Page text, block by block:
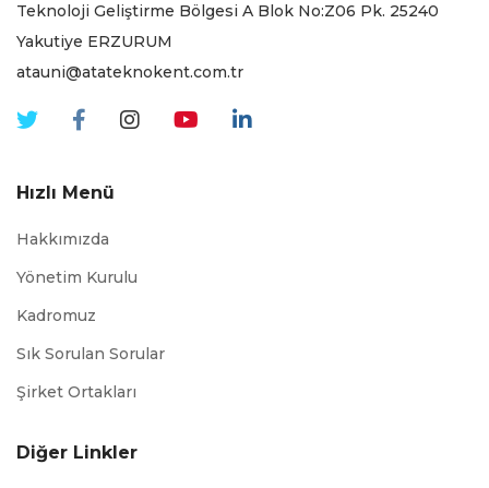
Teknoloji Geliştirme Bölgesi A Blok No:Z06 Pk. 25240
Yakutiye ERZURUM
atauni@atateknokent.com.tr
Hızlı Menü
Hakkımızda
Yönetim Kurulu
Kadromuz
Sık Sorulan Sorular
Şirket Ortakları
Diğer Linkler